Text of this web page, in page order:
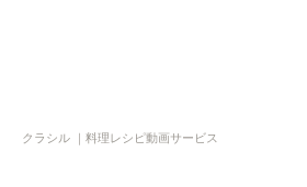
クラシル ｜料理レシピ動画サービス